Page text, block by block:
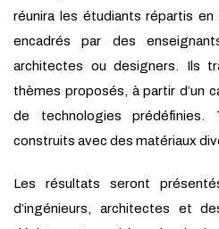
réunira les étudiants répartis
encadrés par des
architectes ou designers. Ils
thèmes proposés, à partir d’un
de technologies
construits avec des matériaux
Les résultats seront
d’ingénieurs, architectes et